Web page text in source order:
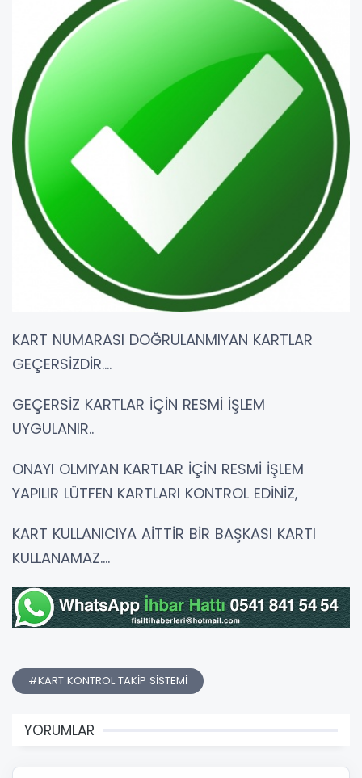
KART NUMARASI DOĞRULANMIYAN KARTLAR
GEÇERSİZDİR....
GEÇERSİZ KARTLAR İÇİN RESMİ İŞLEM
UYGULANIR..
ONAYI OLMIYAN KARTLAR İÇİN RESMİ İŞLEM
YAPILIR LÜTFEN KARTLARI KONTROL EDİNİZ,
KART KULLANICIYA AİTTİR BİR BAŞKASI KARTI
KULLANAMAZ....
#KART KONTROL TAKİP SİSTEMİ
YORUMLAR